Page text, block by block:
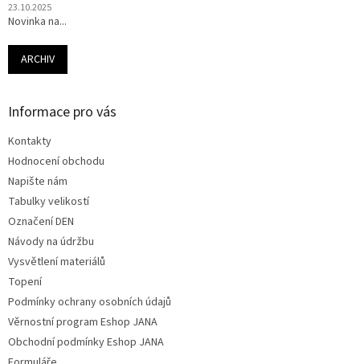
23.10.2025
Novinka na...
ARCHIV
Informace pro vás
Kontakty
Hodnocení obchodu
Napište nám
Tabulky velikostí
Označení DEN
Návody na údržbu
Vysvětlení materiálů
Topení
Podmínky ochrany osobních údajů
Věrnostní program Eshop JANA
Obchodní podmínky Eshop JANA